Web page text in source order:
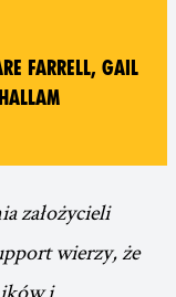
Farrell, Gail
założycieli
wierzy, że